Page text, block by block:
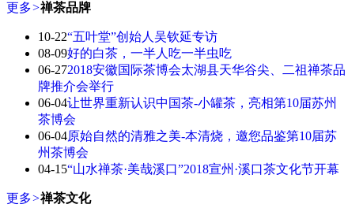
更多>禅茶品牌
10-22“五叶堂”创始人吴钦延专访
08-09好的白茶，一半人吃一半虫吃
06-272018安徽国际茶博会太湖县天华谷尖、二祖禅茶品
牌推介会举行
06-04让世界重新认识中国茶-小罐茶，亮相第10届苏州
茶博会
06-04原始自然的清雅之美-本清烧，邀您品鉴第10届苏
州茶博会
04-15“山水禅茶·美哉溪口”2018宣州·溪口茶文化节开幕
更多>禅茶文化